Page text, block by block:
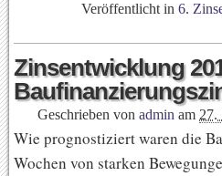
Veröffentlicht in 6.
Zinsentwicklung
Geschrieben von admin am 27.
Wie prognostiziert waren die
Wochen von starken